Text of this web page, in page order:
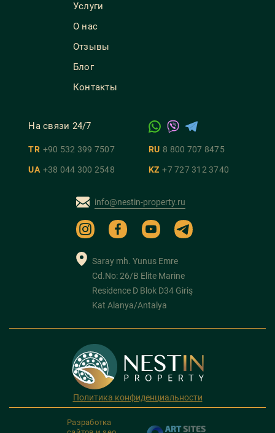
Услуги
О нас
Отзывы
Блог
Контакты
На связи 24/7
TR +90 532 399 7507 RU 8 800 707 8475
UA +38 044 300 2548 KZ +7 727 312 3740
info@nestin-property.ru
Saray mh. Yunus Emre
Cd.No: 26/B Elite Marine
Residence D Blok D34 Giriş
Kat Alanya/Antalya
Политика конфиденциальности
Разработка